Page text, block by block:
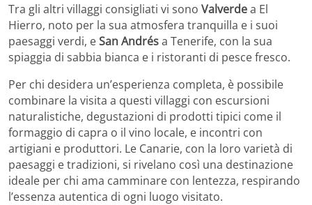
Tra gli altri villaggi consigliati vi sono Valverdea El
Hierro, noto per la sua atmosfera tranquilla e i suoi
paesaggi verdi, eSan Andrésa Tenerife, con la sua
spiaggia di sabbia bianca e i ristoranti di pesce fresco.
Per chi desidera un’esperienza completa, è possibile
combinare la visita a questi villaggi con escursioni
naturalistiche, degustazioni di prodotti tipici come il
formaggio di capra o il vino locale, e incontri con
artigiani e produttori. Le Canarie, con la loro varietà di
paesaggi e tradizioni, si rivelano così una destinazione
ideale per chi ama camminare con lentezza, respirando
l’essenza autentica di ogni luogo visitato.